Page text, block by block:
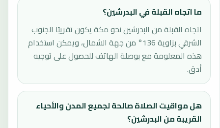
ما اتجاه القبلة في البدرشين؟
اتجاه القبلة من البدرشين نحو مكة يكون تقريبًا الجنوب
الشرقي بزاوية 136° من جهة الشمال، ويمكن استخدام
هذه المعلومة مع بوصلة الهاتف للحصول على توجيه
أدق.
هل مواقيت الصلاة صالحة لجميع المدن والأحياء
القريبة من البدرشين؟